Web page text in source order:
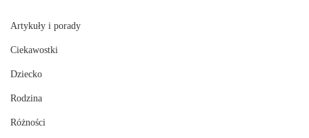
Artykuły i porady
Ciekawostki
Dziecko
Rodzina
Różności